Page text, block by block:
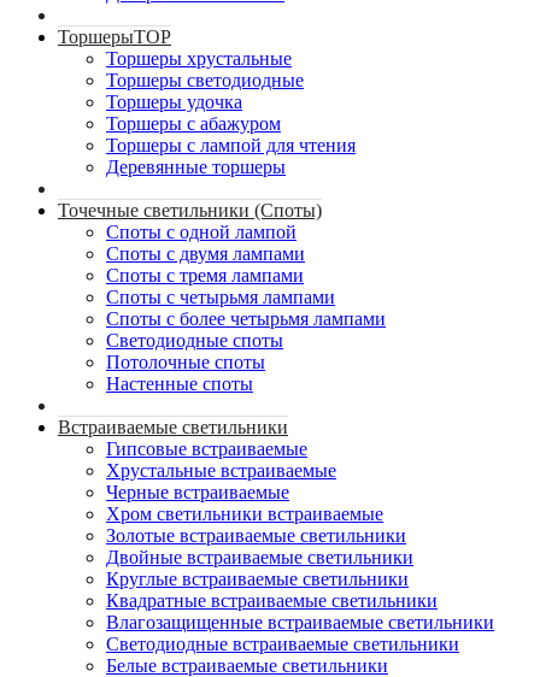
ТоршерыTOP
Торшеры хрустальные
Торшеры светодиодные
Торшеры удочка
Торшеры с абажуром
Торшеры с лампой для чтения
Деревянные торшеры
Точечные светильники (Споты)
Споты с одной лампой
Споты с двумя лампами
Споты с тремя лампами
Споты с четырьмя лампами
Споты с более четырьмя лампами
Светодиодные споты
Потолочные споты
Настенные споты
Встраиваемые светильники
Гипсовые встраиваемые
Хрустальные встраиваемые
Черные встраиваемые
Хром светильники встраиваемые
Золотые встраиваемые светильники
Двойные встраиваемые светильники
Круглые встраиваемые светильники
Квадратные встраиваемые светильники
Влагозащищенные встраиваемые светильники
Светодиодные встраиваемые светильники
Белые встраиваемые светильники